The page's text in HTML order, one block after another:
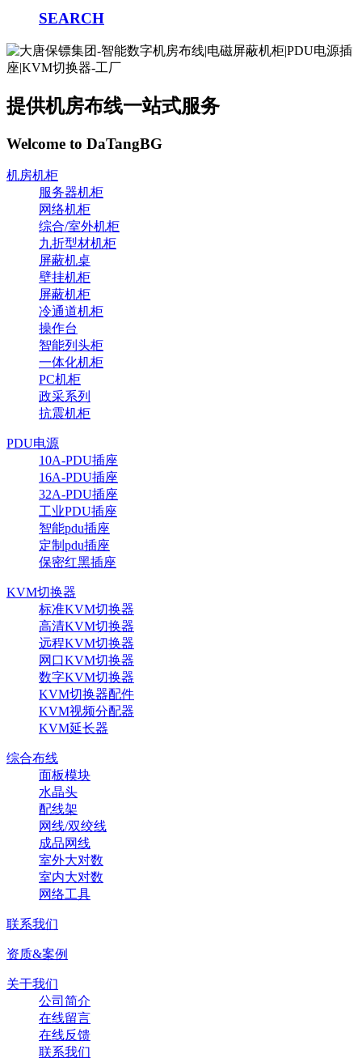
SEARCH
提供机房布线一站式服务
Welcome to DaTangBG
机房机柜
服务器机柜
网络机柜
综合/室外机柜
九折型材机柜
屏蔽机桌
壁挂机柜
屏蔽机柜
冷通道机柜
操作台
智能列头柜
一体化机柜
PC机柜
政采系列
抗震机柜
PDU电源
10A-PDU插座
16A-PDU插座
32A-PDU插座
工业PDU插座
智能pdu插座
定制pdu插座
保密红黑插座
KVM切换器
标准KVM切换器
高清KVM切换器
远程KVM切换器
网口KVM切换器
数字KVM切换器
KVM切换器配件
KVM视频分配器
KVM延长器
综合布线
面板模块
水晶头
配线架
网线/双绞线
成品网线
室外大对数
室内大对数
网络工具
联系我们
资质&案例
关于我们
公司简介
在线留言
在线反馈
联系我们